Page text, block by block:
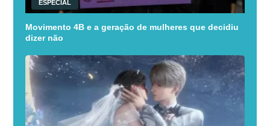
ESPECIAL
Movimento 4B e a geração de mulheres que decidiu
dizer não